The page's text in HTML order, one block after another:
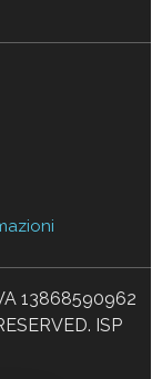
13868590962
ISP